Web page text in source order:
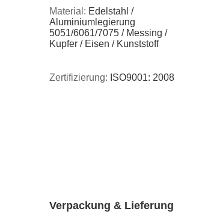
Material: Edelstahl /
Aluminiumlegierung
5051/6061/7075 / Messing /
Kupfer / Eisen / Kunststoff
Zertifizierung: ISO9001: 2008
Verpackung & Lieferung